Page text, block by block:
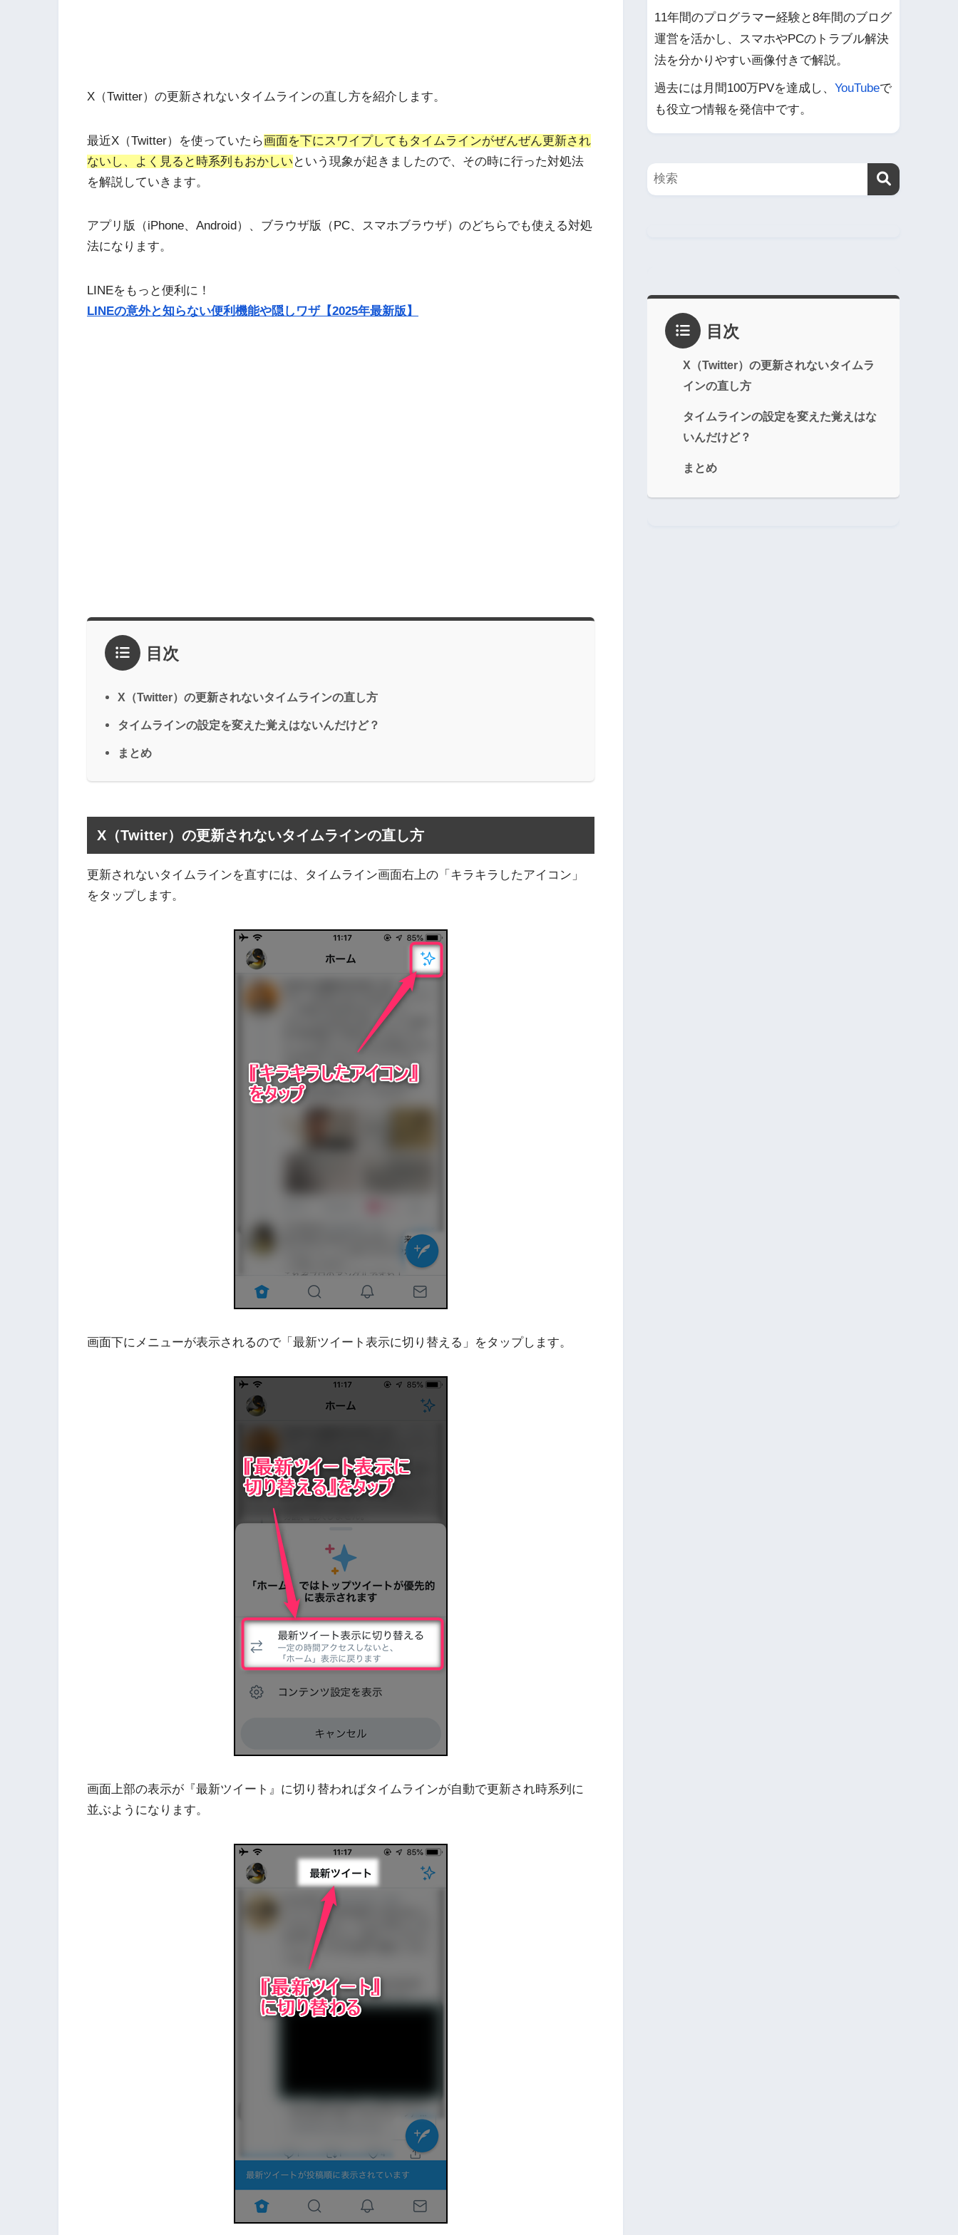
X（Twitter）の更新されないタイムラインの直し方を紹介します。
最近X（Twitter）を使っていたら画面を下にスワイプしてもタイムラインがぜんぜん更新され
ないし、よく見ると時系列もおかしい という現象が起きましたので、その時に行った対処法
を解説していきます。
アプリ版（iPhone、Android）、ブラウザ版（PC、スマホブラウザ）のどちらでも使える対処
法になります。
LINEをもっと便利に！
LINEの意外と知らない便利機能や隠しワザ【2025年最新版】
目次
X（Twitter）の更新されないタイムラインの直し方
タイムラインの設定を変えた覚えはないんだけど？
まとめ
X（Twitter）の更新されないタイムラインの直し方
更新されないタイムラインを直すには、タイムライン画面右上の「キラキラしたアイコン」
をタップします。
画面下にメニューが表示されるので「最新ツイート表示に切り替える」をタップします。
画面上部の表示が『最新ツイート』に切り替わればタイムラインが自動で更新され時系列に
並ぶようになります。
11年間のプログラマー経験と8年間のブログ
運営を活かし、スマホやPCのトラブル解決
法を分かりやすい画像付きで解説。
過去には月間100万PVを達成し、 YouTubeで
も役立つ情報を発信中です。
目次
X（Twitter）の更新されないタイムラ
インの直し方
タイムラインの設定を変えた覚えはな
いんだけど？
まとめ